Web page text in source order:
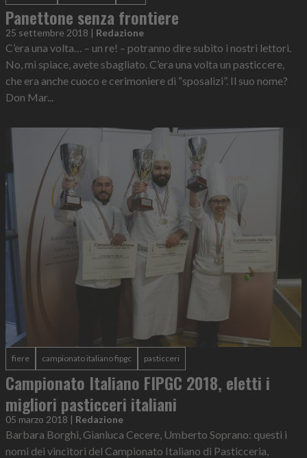
Panettone senza frontiere
25 settembre 2018 | Redazione
C’era una volta… – un re! – potranno dire subito i nostri lettori.
No, mi spiace, avete sbagliato. C’era una volta un pasticcere,
che era anche cuoco e cerimoniere di “sposalizi”. Il suo nome?
Don Mar...
fiere campionato italiano fipgc pasticceri
Campionato Italiano FIPGC 2018, eletti i
migliori pasticceri italiani
05 marzo 2018 | Redazione
Barbara Borghi, Gianluca Cecere, Umberto Soprano: questi i
nomi dei vincitori del Campionato Italiano di Pasticceria,